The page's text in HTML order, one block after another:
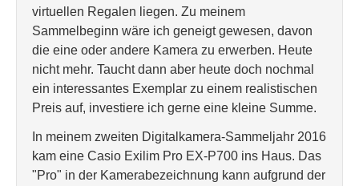
virtuellen Regalen liegen. Zu meinem
Sammelbeginn wäre ich geneigt gewesen, davon
die eine oder andere Kamera zu erwerben. Heute
nicht mehr. Taucht dann aber heute doch nochmal
ein interessantes Exemplar zu einem realistischen
Preis auf, investiere ich gerne eine kleine Summe.
In meinem zweiten Digitalkamera-Sammeljahr 2016
kam eine Casio Exilim Pro EX-P700 ins Haus. Das
"Pro" in der Kamerabezeichnung kann aufgrund der